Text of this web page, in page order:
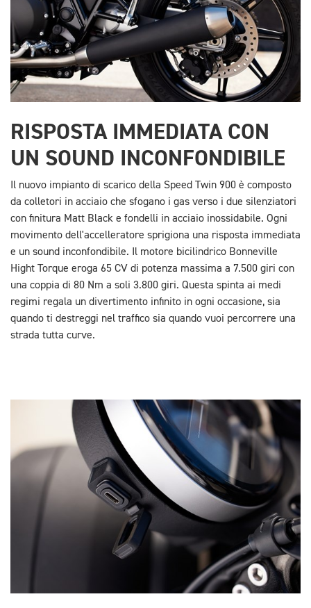
RISPOSTA IMMEDIATA CON
UN SOUND INCONFONDIBILE
Il nuovo impianto di scarico della Speed Twin 900 è composto
da colletori in acciaio che sfogano i gas verso i due silenziatori
con finitura Matt Black e fondelli in acciaio inossidabile. Ogni
movimento dell'accelleratore sprigiona una risposta immediata
e un sound inconfondibile. Il motore bicilindrico Bonneville
Hight Torque eroga 65 CV di potenza massima a 7.500 giri con
una coppia di 80 Nm a soli 3.800 giri. Questa spinta ai medi
regimi regala un divertimento infinito in ogni occasione, sia
quando ti destreggi nel traffico sia quando vuoi percorrere una
strada tutta curve.